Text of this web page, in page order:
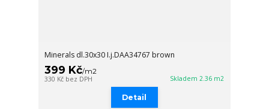
Minerals dl.30x30 I.j.DAA34767 brown
399 Kč/m2
330 Kč bez DPH Skladem 2.36 m2
Detail